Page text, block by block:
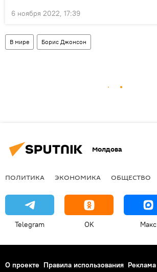
6 ноября 2022, 17:39
В мире Борис Джонсон
Молдова
ПОЛИТИКА ЭКОНОМИКА ОБЩЕСТВО
Telegram OK Макс
О проекте Правила использования Реклама